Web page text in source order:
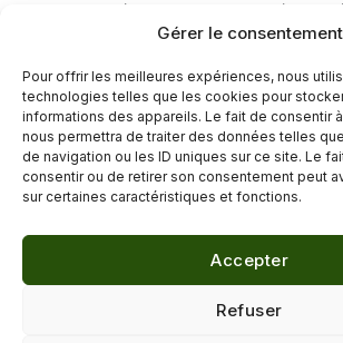
Gérer le consentement
Pour offrir les meilleures expériences, nous
technologies telles que les cookies pour
informations des appareils. Le fait de consentir
nous permettra de traiter des données telles
de navigation ou les ID uniques sur ce site. Le
consentir ou de retirer son consentement peut
sur certaines caractéristiques et fonctions.
Accepter
Refuser
cheveux bouclés « sensibles aux protéines »
négativement (raidissement, cassure) à des
base d’huiles) et soins protéinés permet de
équilibre.
←Article précédent